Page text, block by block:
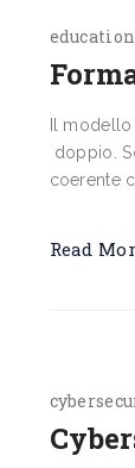
education
Il
doppio.
coerente
Read